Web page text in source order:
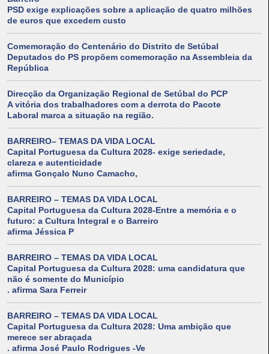
PSD exige explicações sobre a aplicação de quatro milhões
de euros que excedem custo
Comemoração do Centenário do Distrito de Setúbal
Deputados do PS propõem comemoração na Assembleia da
República
Direcção da Organização Regional de Setúbal do PCP
A vitória dos trabalhadores com a derrota do Pacote
Laboral marca a situação na região.
BARREIRO– TEMAS DA VIDA LOCAL
Capital Portuguesa da Cultura 2028- exige seriedade,
clareza e autenticidade
afirma Gonçalo Nuno Camacho,
BARREIRO – TEMAS DA VIDA LOCAL
Capital Portuguesa da Cultura 2028-Entre a memória e o
futuro: a Cultura Integral e o Barreiro
afirma Jéssica P
BARREIRO – TEMAS DA VIDA LOCAL
Capital Portuguesa da Cultura 2028: uma candidatura que
não é somente do Município
. afirma Sara Ferreir
BARREIRO – TEMAS DA VIDA LOCAL
Capital Portuguesa da Cultura 2028: Uma ambição que
merece ser abraçada
. afirma José Paulo Rodrigues -Ve